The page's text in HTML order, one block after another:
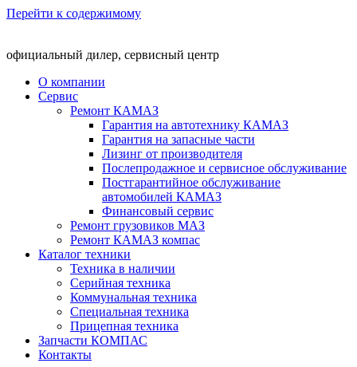
Перейти к содержимому
официальный дилер, сервисный центр
О компании
Сервис
Ремонт КАМАЗ
Гарантия на автотехнику КАМАЗ
Гарантия на запасные части
Лизинг от производителя
Послепродажное и сервисное обслуживание
Постгарантийное обслуживание
автомобилей КАМАЗ
Финансовый сервис
Ремонт грузовиков МАЗ
Ремонт КАМАЗ компас
Каталог техники
Техника в наличии
Серийная техника
Коммунальная техника
Специальная техника
Прицепная техника
Запчасти КОМПАС
Контакты